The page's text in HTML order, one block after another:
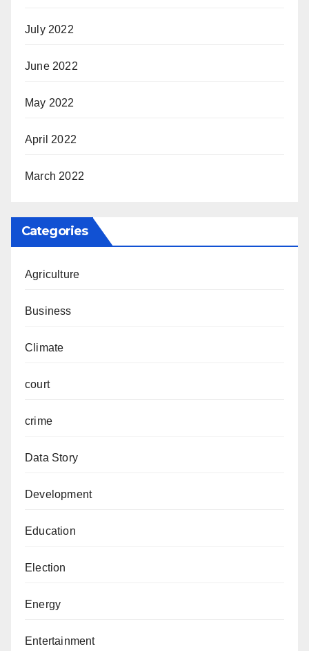
July 2022
June 2022
May 2022
April 2022
March 2022
Categories
Agriculture
Business
Climate
court
crime
Data Story
Development
Education
Election
Energy
Entertainment